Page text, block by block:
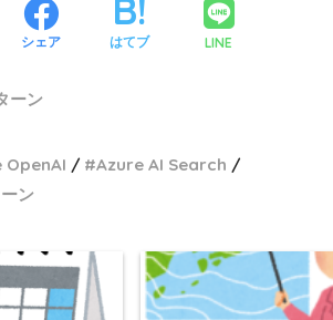
シェア はてブ LINE
ーン
OpenAI
Azure AI Search
ン